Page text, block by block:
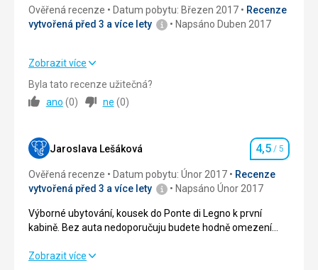
komentovat, je špičkové.
Ověřená recenze Datum pobytu: Březen 2017
Recenze
vytvořená před 3 a více lety
Napsáno Duben 2017
Ubytování
Sport 4,0/ 5
Cena 4,0
Zobrazit více
Byla tato recenze užitečná?
ano (0) ne (0)
Jaroslava Lešáková Hodnocení
4,5 / 5
Ověřená recenze Datum pobytu: Únor 2017
Recenze
vytvořená před 3 a více lety
Napsáno Únor 2017
Výborné ubytování, kousek do Ponte di Legno k první
kabině. Bez auta nedoporučuju budete hodně omezení
nemám zkušenost nevyužívali jsme ho, ale záleží na
Výborné ubytování, kousek do Ponte di Legno k první
Zobrazit více